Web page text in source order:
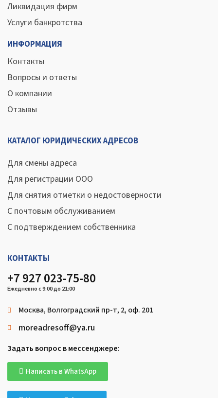
Ликвидация фирм
Услуги банкротства
ИНФОРМАЦИЯ
Контакты
Вопросы и ответы
О компании
Отзывы
КАТАЛОГ ЮРИДИЧЕСКИХ АДРЕСОВ
Для смены адреса
Для регистрации ООО
Для снятия отметки о недостоверности
С почтовым обслуживанием
С подтверждением собственника
КОНТАКТЫ
+7 927 023-75-80
Ежедневно с 9:00 до 21:00
Москва, Волгоградский пр-т, 2, оф. 201
moreadresoff@ya.ru
Задать вопрос в мессенджере:
Написать в WhatsApp